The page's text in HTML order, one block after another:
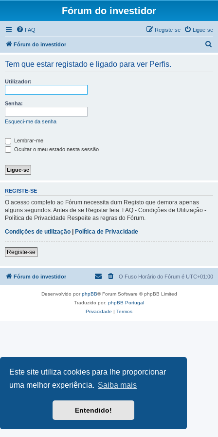
Este site utiliza cookies para lhe proporcionar
uma melhor experiência. Saiba mais
Entendido!
Fórum do investidor
FAQ Ligue-se
Registe-se
Fórum do investidor
Tem que estar registado e ligado para ver Perfis.
Utilizador:
Senha:
Esqueci-me da senha
Lembrar-me
Ocultar o meu estado nesta sessão
REGISTE-SE
O acesso completo ao Fórum necessita dum Registo que demora apenas
alguns segundos. Antes de se Registar leia: FAQ - Condições de Utilização -
Política de Privacidade Respeite as regras do Fórum.
Condições de utilização | Política de Privacidade
Registe-se
Fórum do investidor O Fuso Horário do Fórum é UTC+01:00
Desenvolvido porphpBB® Forum Software © phpBB Limited
Traduzido por: phpBB Portugal
Privacidade | Termos